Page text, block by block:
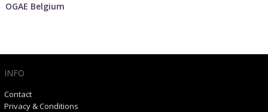
OGAE Belgium
INFO
Contact
Privacy & Conditions